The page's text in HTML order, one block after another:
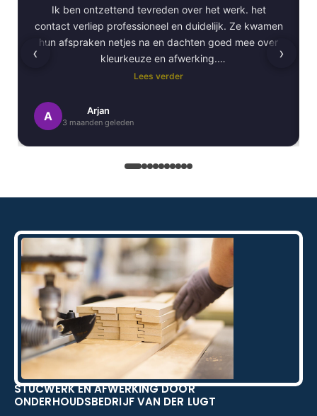
Ik ben ontzettend tevreden over het werk. het
contact verliep professioneel en duidelijk. Ze kwamen
hun afspraken netjes na en dachten goed mee over
kleurkeuze en afwerking.
uitgevoerd. Alles is strak afgewerkt en ze werkten
netjes en zorgvuldig, met oog voor detail. .
Lees verder
A Arjan
3 maanden geleden
‹ ›
STUCWERK EN AFWERKING DOOR
ONDERHOUDSBEDRIJF VAN DER LUGT